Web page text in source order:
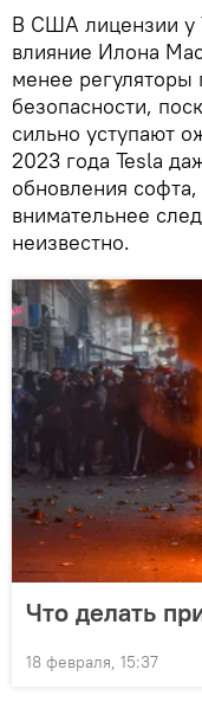
В США лицензии у
влияние Илона
менее регуляторы
безопасности,
сильно уступают
2023 года Tesla
обновления
внимательнее
неизвестно.
Что делать
18 февраля, 15:37